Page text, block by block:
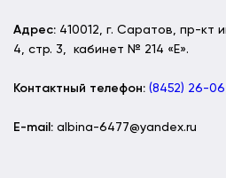
Адрес: 410012, г. Саратов, пр-кт
4, стр. 3, кабинет № 214 «Е».
Контактный телефон: (8452) 26-
E-mail: albina-6477@yandex.ru